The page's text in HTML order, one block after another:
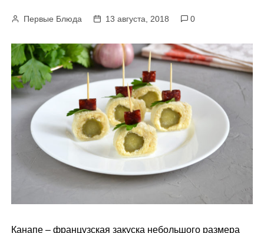
Первые Блюда 13 августа, 2018 0
Канапе – французская закуска небольшого размера